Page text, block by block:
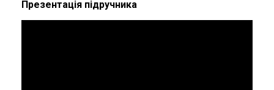
Презентація підручника